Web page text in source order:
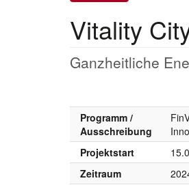
Vitality
Ganzheitliche
Programm /
Ausschreibung
Projektstart
Zeitraum